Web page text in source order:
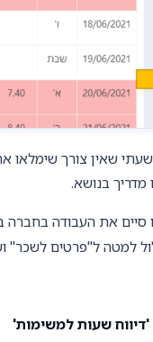
שעתי שאין צורך
בנושא.
סיים את העבודה
למטה ל"פרטים לשכר"